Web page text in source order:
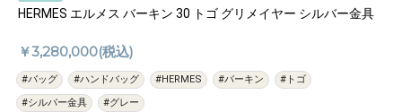
HERMES エルメス バーキン 30 トゴ グリメイヤー シルバー金具
￥3,280,000(税込)
#バッグ #ハンドバッグ #HERMES #バーキン
#トゴ
#シルバー金具
#グレー